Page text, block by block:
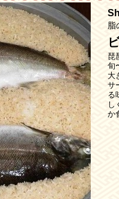
脂
琵
旬
大
サ
る
し
か